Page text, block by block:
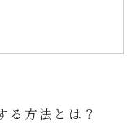
ランディング
る方法とは？